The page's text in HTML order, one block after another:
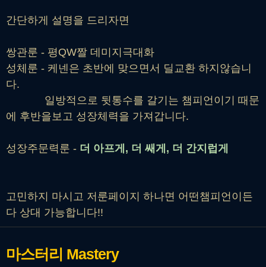
간단하게 설명을 드리자면
쌍관룬 - 평QW짤 데미지극대화
성체룬 - 케넨은 초반에 맞으면서 딜교환 하지않습니
다.
일방적으로 뒷통수를 갈기는 챔피언이기 때문
에 후반을보고 성장체력을 가져갑니다.
성장주문력룬 - 더 아프게, 더 쌔게, 더 간지럽게
고민하지 마시고 저룬페이지 하나면 어떤챔피언이든
다 상대 가능합니다!!
마스터리 Mastery